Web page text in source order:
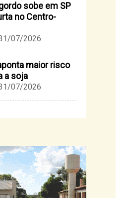
sobe em SP
no Centro-
07/2026
maior risco
a soja
07/2026